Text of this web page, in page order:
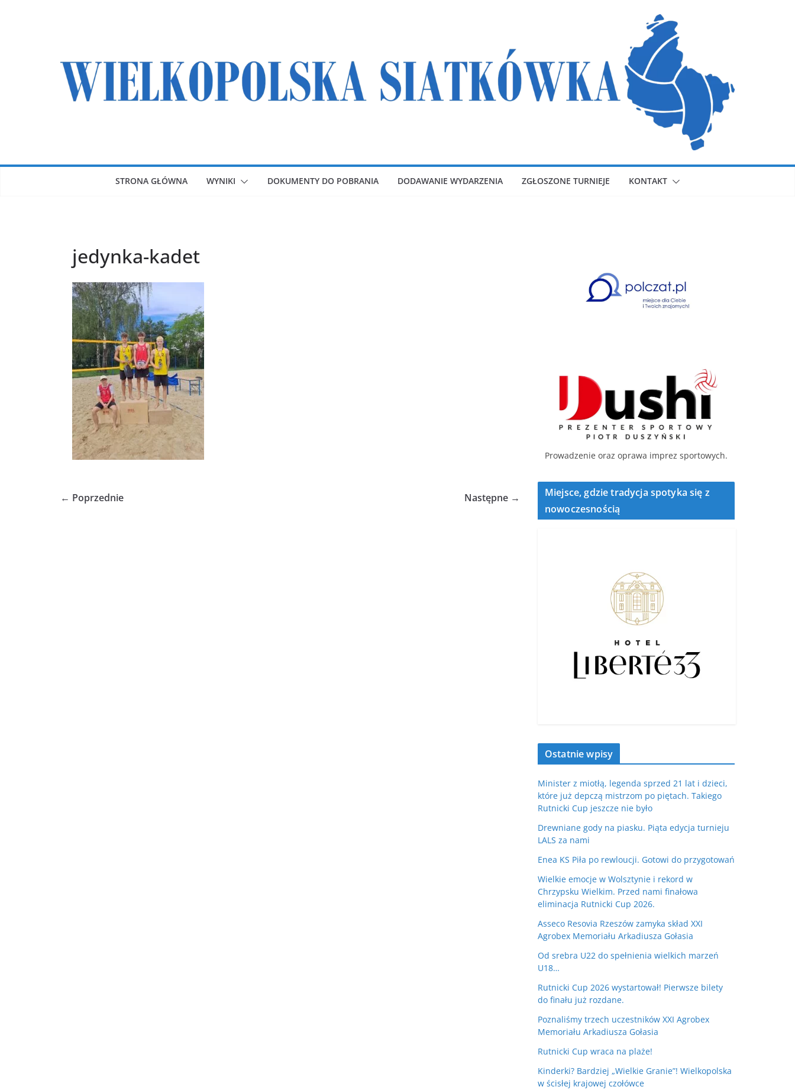
STRONA GŁÓWNA WYNIKI DOKUMENTY DO POBRANIA DODAWANIE WYDARZENIA ZGŁOSZONE TURNIEJE KONTAKT
jedynka-kadet
← Poprzednie Następne →
Prowadzenie oraz oprawa imprez sportowych.
Miejsce, gdzie tradycja spotyka się z
nowoczesnością
Ostatnie wpisy
Minister z miotłą, legenda sprzed 21 lat i dzieci,
które już depczą mistrzom po piętach. Takiego
Rutnicki Cup jeszcze nie było
Drewniane gody na piasku. Piąta edycja turnieju
LALS za nami
Enea KS Piła po rewloucji. Gotowi do przygotowań
Wielkie emocje w Wolsztynie i rekord w
Chrzypsku Wielkim. Przed nami finałowa
eliminacja Rutnicki Cup 2026.
Asseco Resovia Rzeszów zamyka skład XXI
Agrobex Memoriału Arkadiusza Gołasia
Od srebra U22 do spełnienia wielkich marzeń
U18…
Rutnicki Cup 2026 wystartował! Pierwsze bilety
do finału już rozdane.
Poznaliśmy trzech uczestników XXI Agrobex
Memoriału Arkadiusza Gołasia
Rutnicki Cup wraca na plaże!
Kinderki? Bardziej „Wielkie Granie”! Wielkopolska
w ścisłej krajowej czołówce